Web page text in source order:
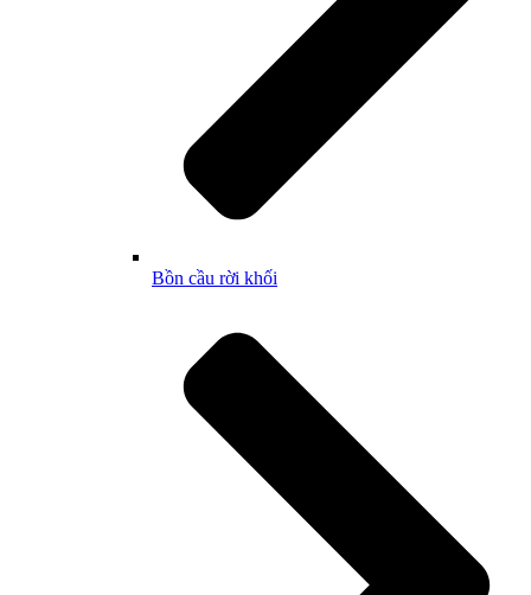
Bồn cầu rời khối